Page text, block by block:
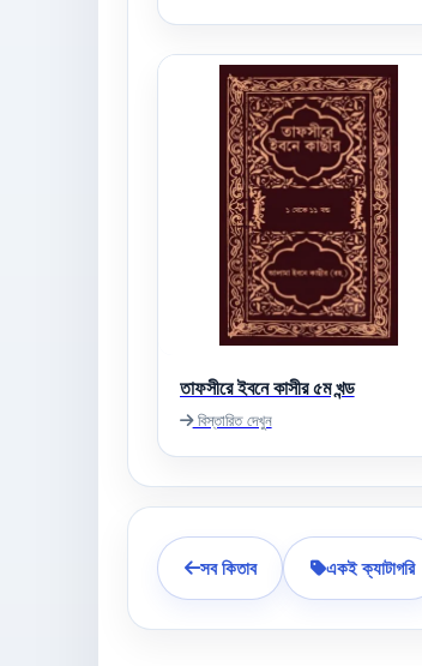
তাফসীরে ইবনে কাসীর ৫ম খন্ড
বিস্তারিত দেখুন
সব কিতাব একই ক্যাটাগরি